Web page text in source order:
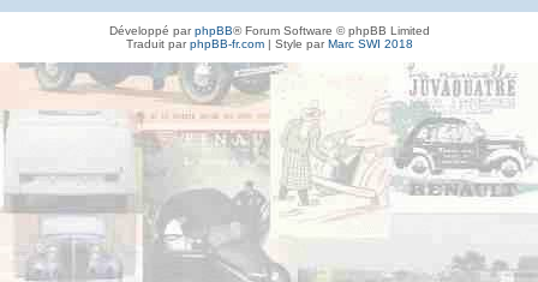
Développé parphpBB® Forum Software © phpBB Limited
Traduit parphpBB-fr.com| Style parMarc SWI 2018